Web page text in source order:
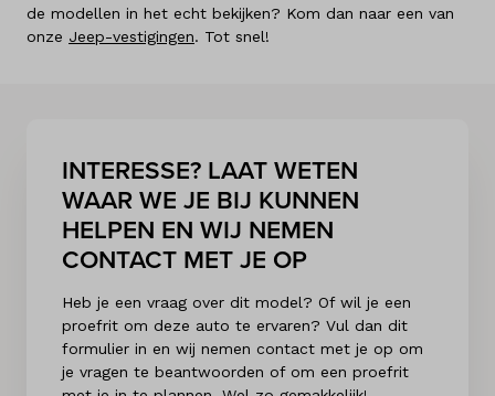
de modellen in het echt bekijken? Kom dan naar een van
onze Jeep-vestigingen. Tot snel!
INTERESSE? LAAT WETEN
WAAR WE JE BIJ KUNNEN
HELPEN EN WIJ NEMEN
CONTACT MET JE OP
Heb je een vraag over dit model? Of wil je een
proefrit om deze auto te ervaren? Vul dan dit
formulier in en wij nemen contact met je op om
je vragen te beantwoorden of om een proefrit